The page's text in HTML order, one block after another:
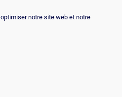
notre site web et notre